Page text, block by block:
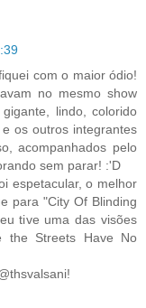
com o maior ódio!
no mesmo show
lindo, colorido
os outros integrantes
acompanhados pelo
sem parar! :'D
espetacular, o melhor
para "City Of Blinding
tive uma das visões
the Streets Have No